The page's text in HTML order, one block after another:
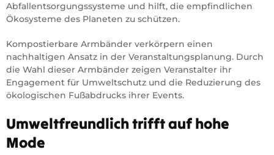
Abfallentsorgungssysteme und hilft, die empfindlichen
Ökosysteme des Planeten zu schützen.
Kompostierbare Armbänder verkörpern einen
nachhaltigen Ansatz in der Veranstaltungsplanung. Durch
die Wahl dieser Armbänder zeigen Veranstalter ihr
Engagement für Umweltschutz und die Reduzierung des
ökologischen Fußabdrucks ihrer Events.
Umweltfreundlich trifft auf hohe
Mode